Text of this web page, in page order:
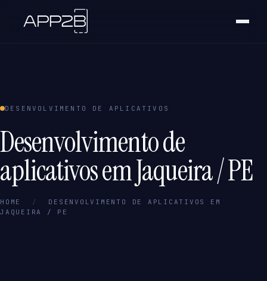
DESENVOLVIMENTO DE APLICATIVOS
Desenvolvimento de
aplicativos em Jaqueira / PE
HOME /
DESENVOLVIMENTO DE APLICATIVOS EM
JAQUEIRA / PE